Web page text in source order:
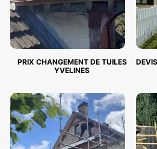
PRIX CHANGEMENT DE TUILES
YVELINES